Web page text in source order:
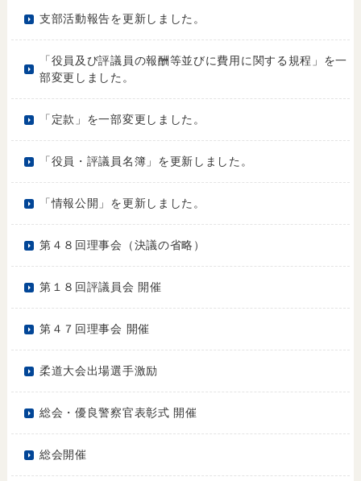
支部活動報告を更新しました。
「役員及び評議員の報酬等並びに費用に関する規程」を一
部変更しました。
「定款」を一部変更しました。
「役員・評議員名簿」を更新しました。
「情報公開」を更新しました。
第４８回理事会（決議の省略）
第１８回評議員会 開催
第４７回理事会 開催
柔道大会出場選手激励
総会・優良警察官表彰式 開催
総会開催